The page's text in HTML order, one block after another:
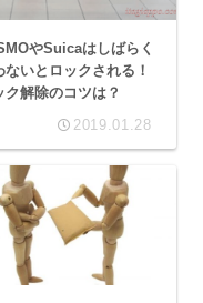
やSuicaはしばらく
ないとロックされる！
ク解除のコツは？
2019.01.28